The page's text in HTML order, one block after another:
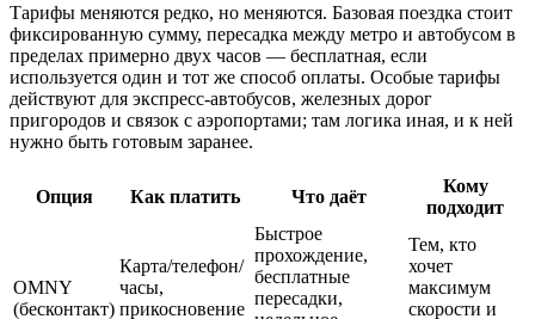
Тарифы меняются редко, но меняются. Базовая поездка стоит
фиксированную сумму, пересадка между метро и автобусом в
пределах примерно двух часов — бесплатная, если
используется один и тот же способ оплаты. Особые тарифы
действуют для экспресс‑автобусов, железных дорог
пригородов и связок с аэропортами; там логика иная, и к ней
нужно быть готовым заранее.
Опция Как платить Что даёт
Кому
подходит
OMNY
(бесконтакт)
Карта/телефон/
часы,
прикосновение
Быстрое
прохождение,
бесплатные
пересадки,
Тем, кто
хочет
максимум
скорости и